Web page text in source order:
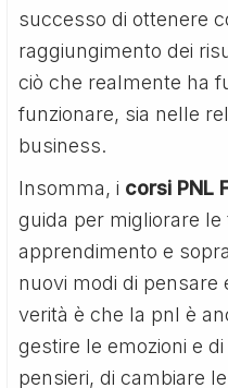
successo di ottenere
raggiungimento dei
ciò che realmente ha
funzionare, sia nelle
business.
Insomma, i corsi PNL
guida per migliorare le
apprendimento e
nuovi modi di pensare
verità è che la pnl è
gestire le emozioni e
pensieri, di cambiare